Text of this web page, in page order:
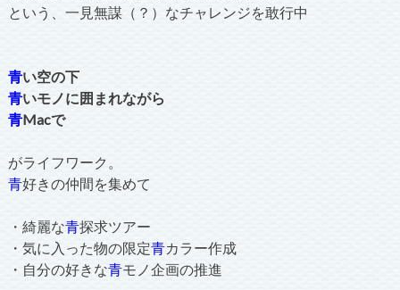
という、一見無謀（？）なチャレンジを敢行中
青い空の下
青いモノに囲まれながら
青Macで
がライフワーク。
青好きの仲間を集めて
・綺麗な青探求ツアー
・気に入った物の限定青カラー作成
・自分の好きな青モノ企画の推進